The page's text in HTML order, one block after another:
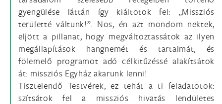
gyengülése láttán így kiáltotok fel: „Missziós
területté váltunk!”. Nos, én azt mondom nektek,
eljött a pillanat, hogy megváltoztassátok az ilyen
megállapítások hangnemét és tartalmát, és
fölemelő programot adó célkitűzéssé alakítsátok
át: missziós Egyház akarunk lenni!
Tisztelendő Testvérek, ez tehát a ti feladatotok:
szítsátok fel a missziós hivatás lendületes